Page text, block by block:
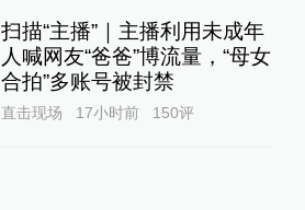
扫描“主播”｜主播利用未成年
人喊网友“爸爸”博流量，“母女
合拍”多账号被封禁
直击现场 17小时前 150评